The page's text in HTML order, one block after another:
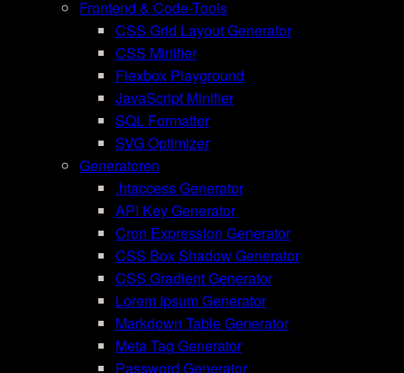
Frontend & Code-Tools
CSS Grid Layout Generator
CSS Minifier
Flexbox Playground
JavaScript Minifier
SQL Formatter
SVG Optimizer
Generatoren
.htaccess Generator
API Key Generator
Cron Expression Generator
CSS Box Shadow Generator
CSS Gradient Generator
Lorem Ipsum Generator
Markdown Table Generator
Meta Tag Generator
Password Generator